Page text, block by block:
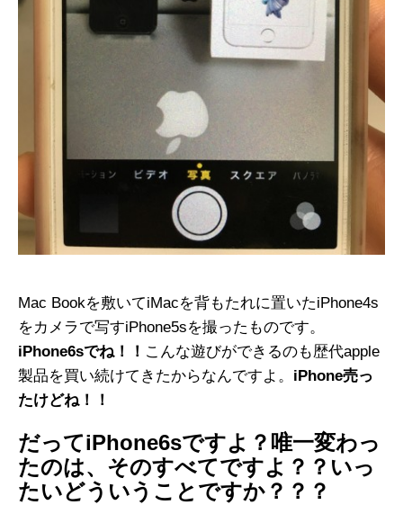
Mac Bookを敷いてiMacを背もたれに置いたiPhone4s
をカメラで写すiPhone5sを撮ったものです。
iPhone6sでね！！ こんな遊びができるのも歴代apple
製品を買い続けてきたからなんですよ。 iPhone売っ
たけどね！！
だってiPhone6sですよ？唯一変わっ
たのは、そのすべてですよ？？いっ
たいどういうことですか？？？